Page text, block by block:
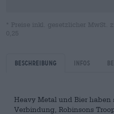
* Preise inkl. gesetzlicher MwSt.
0,25
Beschreibung Infos
Heavy Metal und Bier haben
Verbindung, Robinsons